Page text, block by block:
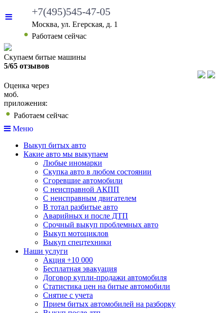
+7(495)545-47-05
Москва, ул. Егерская, д. 1
• Работаем сейчас
Скупаем битые машины
5/65 отзывов
Оценка через
моб.
приложения:
• Работаем сейчас
Меню
Выкуп битых авто
Какие авто мы выкупаем
Любые иномарки
Скупка авто в любом состоянии
Сгоревшие автомобили
С неисправной АКПП
С неисправным двигателем
В тотал разбитые авто
Аварийных и после ДТП
Срочный выкуп проблемных авто
Выкуп мотоциклов
Выкуп спецтехники
Наши услуги
Акция +10 000
Бесплатная эвакуация
Договор купли-продажи автомобиля
Статистика цен на битые автомобили
Снятие с учета
Прием битых автомобилей на разборку